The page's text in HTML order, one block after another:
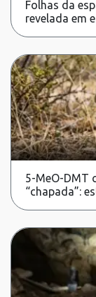
Folhas da
revelada em
5-MeO-DMT
“chapada”: